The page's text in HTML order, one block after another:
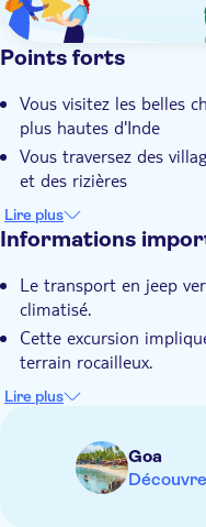
Points forts
Vous visitez les belles
plus hautes d'Inde
Vous traversez des
et des rizières
Profitez d'une baignade
se jetant sur 300
plantation d'épices
La visite est conduite
connaisseur de Goa
Lire plus
Informations
Le transport en jeep
climatisé.
Cette excursion
terrain rocailleux.
Ne convient pas aux
Ne convient pas aux
Apportez une serviette
Apportez des
Lire plus
Goa